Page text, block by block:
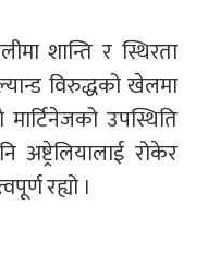
शान्ति र स्थिरता
विरुद्धको खेलमा
उपस्थिति
अष्ट्रेलियालाई रोकेर
रह्यो ।